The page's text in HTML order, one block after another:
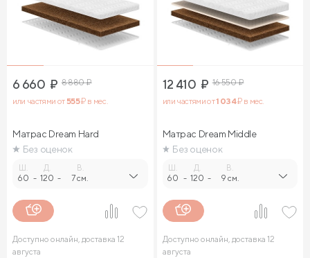
6 660 ₽ 8 880₽
или частями от555₽ в мес.
Матрас Dream Hard
Без оценок
Ш.
60 -
Д.
120 -
В.
7 см.
Доступно онлайн, доставка 12
августа
12 410 ₽ 16 550₽
или частями от1 034₽ в мес.
Матрас Dream Middle
Без оценок
Ш.
60 -
Д.
120 -
В.
9 см.
Доступно онлайн, доставка 12
августа